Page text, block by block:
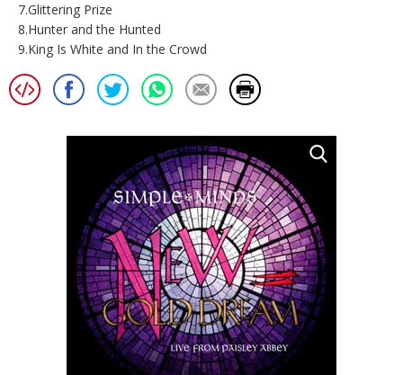
7.Glittering Prize
8.Hunter and the Hunted
9.King Is White and In the Crowd